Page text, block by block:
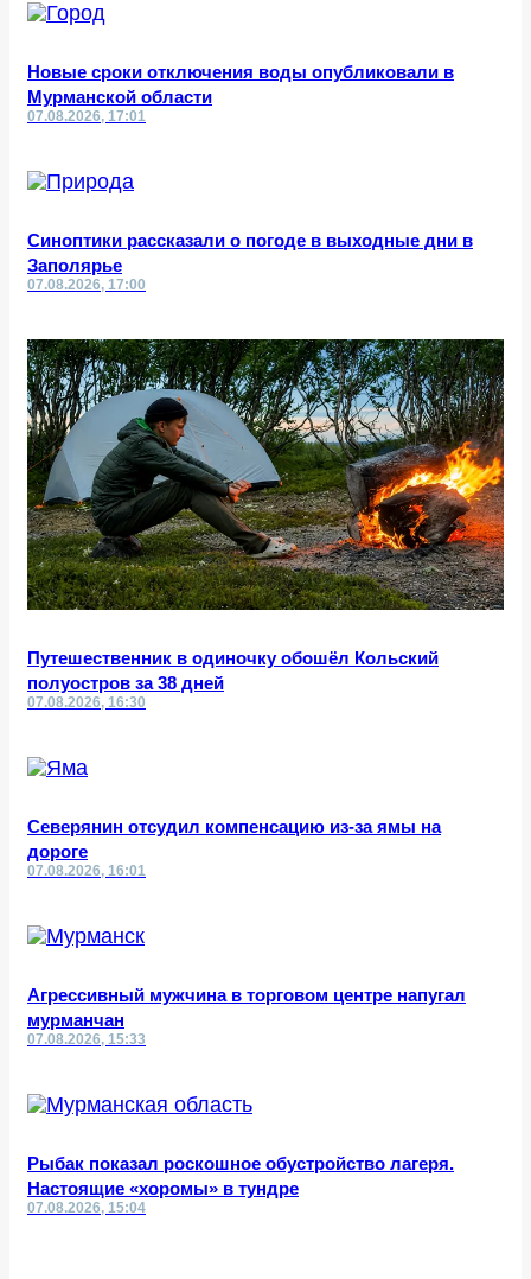
Новые сроки отключения воды опубликовали в
Мурманской области
07.08.2026, 17:01
Синоптики рассказали о погоде в выходные дни в
Заполярье
07.08.2026, 17:00
Путешественник в одиночку обошёл Кольский
полуостров за 38 дней
07.08.2026, 16:30
Северянин отсудил компенсацию из-за ямы на
дороге
07.08.2026, 16:01
Агрессивный мужчина в торговом центре напугал
мурманчан
07.08.2026, 15:33
Рыбак показал роскошное обустройство лагеря.
Настоящие «хоромы» в тундре
07.08.2026, 15:04